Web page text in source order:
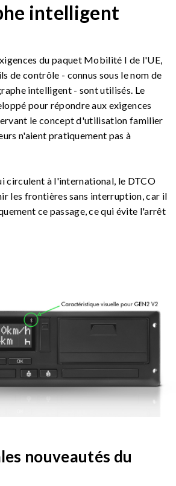
intelligent
du paquet Mobilité I de l'UE,
de contrôle - connus sous le nom de
intelligent - sont utilisés. Le
pour répondre aux exigences
le concept d'utilisation familier
n'aient pratiquement pas à
circulent à l'international, le DTCO
les frontières sans interruption, car il
ce passage, ce qui évite l'arrêt
nouveautés du